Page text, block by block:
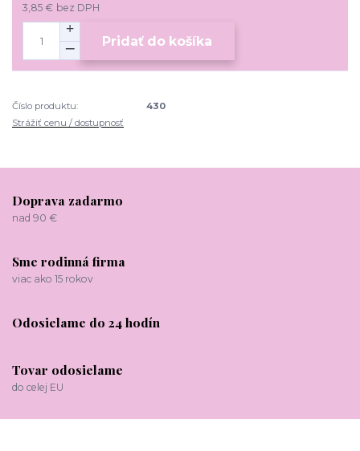
3,85 € bez DPH
Pridať do košíka
Číslo produktu:
430
Strážiť cenu / dostupnosť
Doprava zadarmo
nad 90 €
Sme rodinná firma
viac ako 15 rokov
Odosielame do 24 hodín
Tovar odosielame
do celej EU